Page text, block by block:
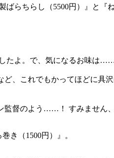
らちらし（5500円）』と『
たよ。で、気になるお味は
、これでもかってほどに具
督のよう……！ すみません
き（1500円）』。